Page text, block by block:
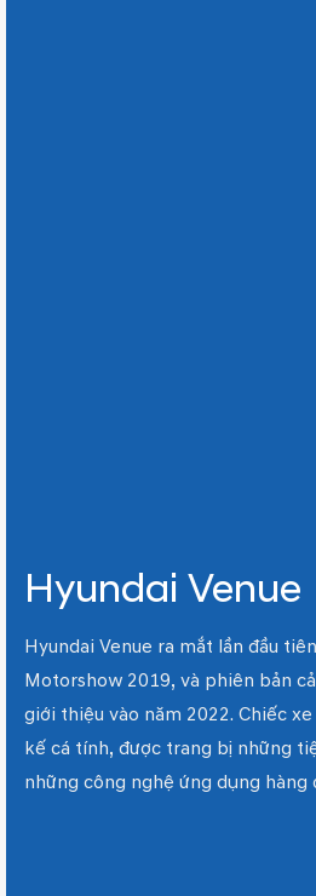
Hyundai Venue
Hyundai Venue ra mắt lần đầu
Motorshow 2019, và phiên bản
giới thiệu vào năm 2022. Chiếc
kế cá tính, được trang bị những
những công nghệ ứng dụng hàng